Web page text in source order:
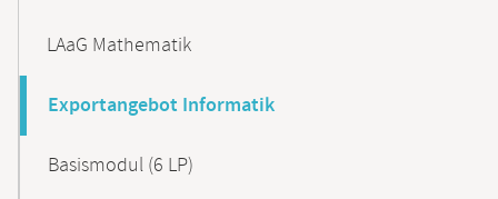
LAaG Mathematik
Exportangebot Informatik
Basismodul (6 LP)